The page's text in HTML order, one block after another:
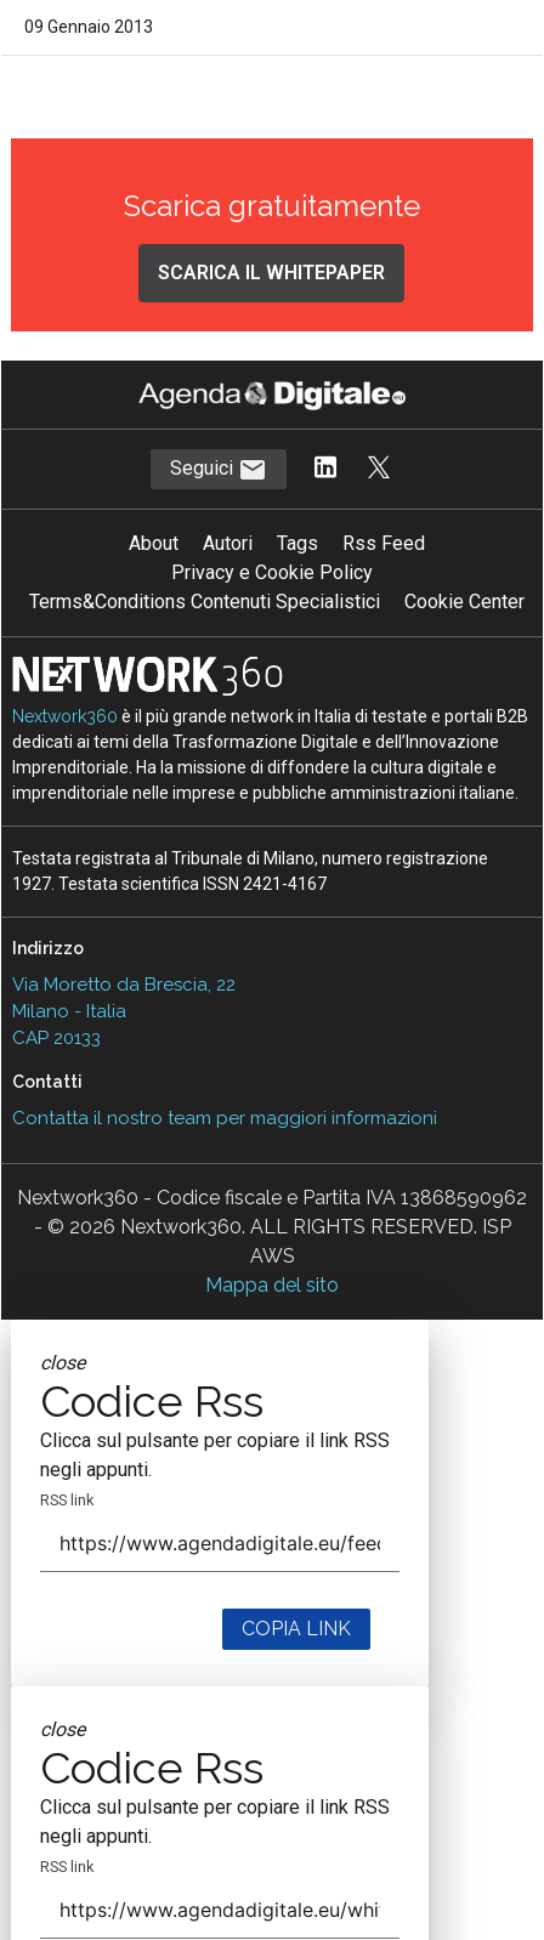
09 Gennaio 2013
Scarica gratuitamente
SCARICA IL WHITEPAPER
Seguici
About Autori Tags
Rss Feed
Privacy e Cookie Policy
Terms&Conditions Contenuti Specialistici
Cookie Center
Nextwork360 è il più grande network in Italia di testate e portali B2B
dedicati ai temi della Trasformazione Digitale e dell’Innovazione
Imprenditoriale. Ha la missione di diffondere la cultura digitale e
imprenditoriale nelle imprese e pubbliche amministrazioni italiane.
Testata registrata al Tribunale di Milano, numero registrazione
1927. Testata scientifica ISSN 2421-4167
Indirizzo
Via Moretto da Brescia, 22
Milano - Italia
CAP 20133
Contatti
Contatta il nostro team per maggiori informazioni
Nextwork360 - Codice fiscale e Partita IVA 13868590962
- © 2026 Nextwork360. ALL RIGHTS RESERVED. ISP
AWS
Mappa del sito
close
Codice Rss
Clicca sul pulsante per copiare il link RSS
negli appunti.
RSS link
COPIA LINK
close
Codice Rss
Clicca sul pulsante per copiare il link RSS
negli appunti.
RSS link